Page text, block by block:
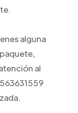
alguna
al